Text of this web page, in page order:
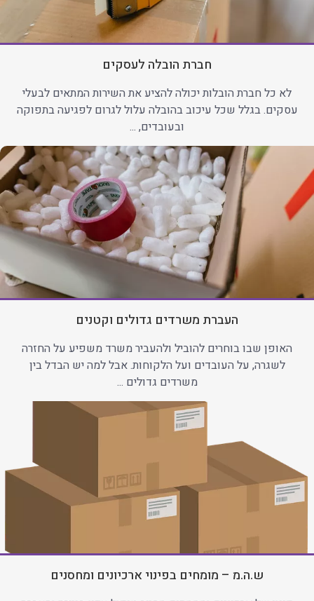
חברת הובלה לעסקים
לא כל חברת הובלות יכולה להציע את השירות המתאים לבעלי
עסקים. בגלל שכל עיכוב בהובלה עלול לגרום לפגיעה בתפוקה
ובעובדים, ...
העברת משרדים גדולים וקטנים
האופן שבו בוחרים להוביל ולהעביר משרד משפיע על החזרה
לשגרה, על העובדים ועל הלקוחות. אבל למה יש הבדל בין
משרדים גדולים ...
ש.ה.מ – מומחים בפינוי ארכיונים ומחסנים